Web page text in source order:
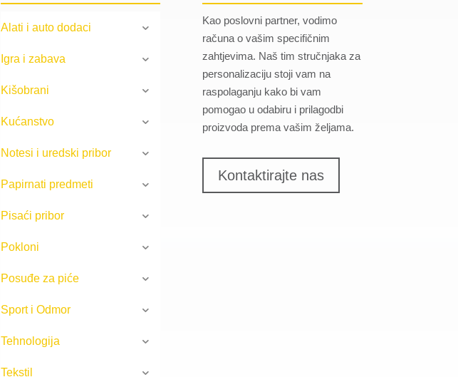
Alati i auto dodaci
Igra i zabava
Kišobrani
Kućanstvo
Notesi i uredski pribor
Papirnati predmeti
Pisaći pribor
Pokloni
Posuđe za piće
Sport i Odmor
Tehnologija
Tekstil
Kao poslovni partner, vodimo
računa o vašim specifičnim
zahtjevima. Naš tim stručnjaka za
personalizaciju stoji vam na
raspolaganju kako bi vam
pomogao u odabiru i prilagodbi
proizvoda prema vašim željama.
Kontaktirajte nas